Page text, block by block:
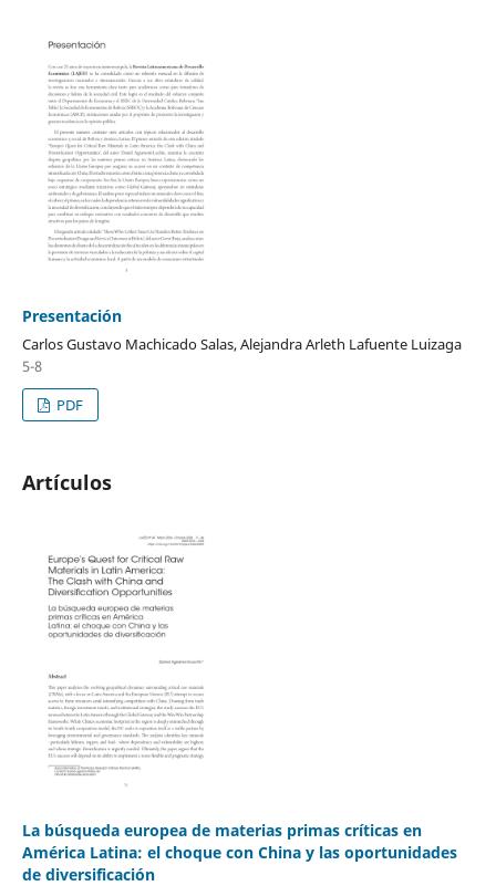
Presentación
Carlos Gustavo Machicado Salas, Alejandra Arleth Lafuente Luizaga
5-8
PDF
Artículos
La búsqueda europea de materias primas críticas en
América Latina: el choque con China y las oportunidades
de diversificación